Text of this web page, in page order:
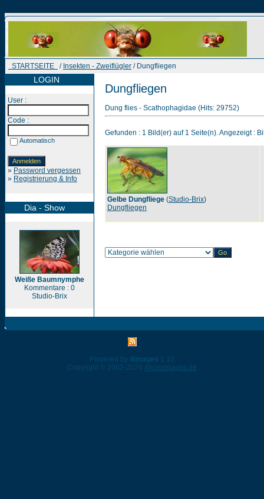
STARTSEITE / Insekten - Zweiflügler / Dungfliegen
LOGIN
User :
Code :
Automatisch
» Password vergessen
» Registrierung & Info
Dia - Show
Weiße Baumnymphe
Kommentare : 0
Studio-Brix
Dungfliegen
Dung flies - Scathophagidae (Hits: 29752)
Gefunden : 1 Bild(er) auf 1 Seite(n). Angezeigt :
Gelbe Dungfliege (Studio-Brix)
Dungfliegen
Powered by 4images 1.10
Copyright © 2002-2026 4homepages.de